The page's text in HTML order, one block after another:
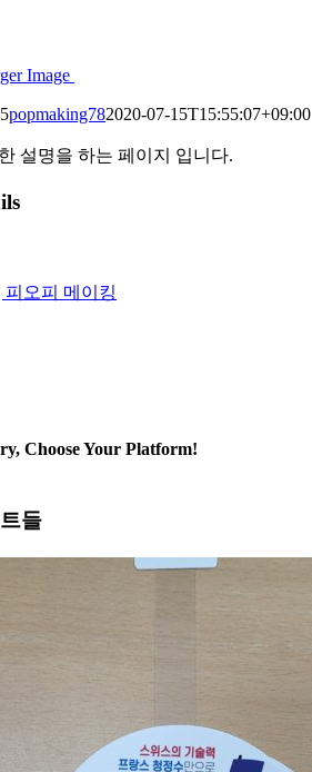
Image
popmaking782020-07-15T15:55:07+09:00
설명을 하는 페이지 입니다.
피오피 메이킹
Choose Your Platform!
들